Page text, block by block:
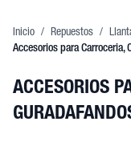
Inicio / Repuestos /
Accesorios para Carroceria,
ACCESORIOS